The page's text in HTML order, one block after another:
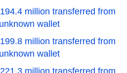
million transferred from
wallet
million transferred from
wallet